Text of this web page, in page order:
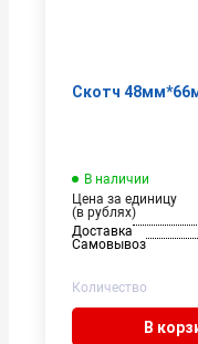
Скотч
В наличии
Цена за единицу
(в рублях)
Доставка
Самовывоз
Количество
В